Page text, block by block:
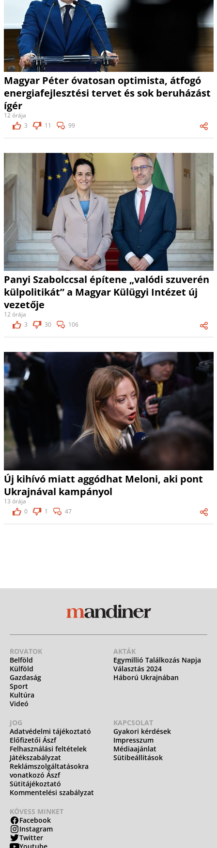
Magyar Péter óvatosan optimista, átfogó
energiafejlesztési tervet és sok beruházást
ígér
12 órája
3
11 99
Panyi Szabolccsal építene „valódi szuverén
külpolitikát” a Magyar Külügyi Intézet új
vezetője
12 órája
3
30 106
Új kihívó miatt aggódhat Meloni, aki pont
Ukrajnával kampányol
13 órája
0
1 47
ROVATOK
Belföld
Külföld
Gazdaság
Sport
Kultúra
Videó
AKTÁK
Egymillió Találkozás Napja
Választás 2024
Háború Ukrajnában
JOG
Adatvédelmi tájékoztató
Előfizetői Ászf
Felhasználási feltételek
Játékszabályzat
Reklámszolgáltatásokra
vonatkozó Ászf
Sütitájékoztató
Kommentelési szabályzat
KAPCSOLAT
Gyakori kérdések
Impresszum
Médiaajánlat
Sütibeállítások
KÖVESS MINKET
Facebook
Instagram
Twitter